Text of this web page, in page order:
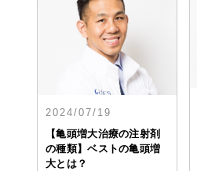
2024/07/19
【亀頭増大治療の注射剤
の種類】ベストの亀頭増
大とは？